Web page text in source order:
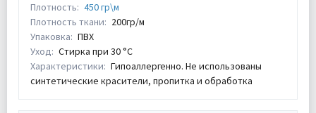
Плотность: 450 гр\м
Плотность ткани: 200гр/м
Упаковка: ПВХ
Уход: Стирка при 30 °С
Характеристики: Гипоаллергенно. Не использованы
синтетические красители, пропитка и обработка